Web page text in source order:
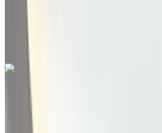
Aeropuerto de Menara, Marrakech
Ford Kuga 2.0 TDCi Trend
en venta en Marrakech: Negro
Especificaciones, Manual 4-puerta